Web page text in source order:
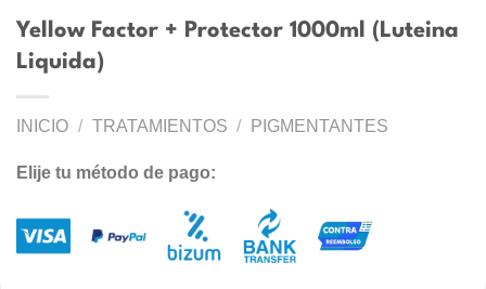
Yellow Factor + Protector 1000ml (Luteina
Liquida)
INICIO / TRATAMIENTOS / PIGMENTANTES
Elije tu método de pago: